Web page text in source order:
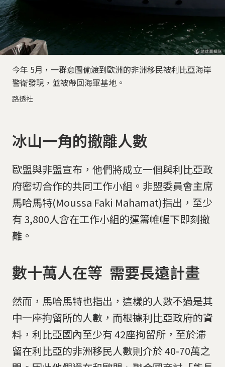
今年 5月，一群意圖偷渡到歐洲的非洲移民被利比亞海岸
警衛發現，並被帶回海軍基地。
路透社
冰山一角的撤離人數
歐盟與非盟宣布，他們將成立一個與利比亞政
府密切合作的共同工作小組。非盟委員會主席
馬哈馬特(Moussa Faki Mahamat)指出，至少
有 3,800人會在工作小組的運籌帷幄下即刻撤
離。
數十萬人在等 需要長遠計畫
然而，馬哈馬特也指出，這樣的人數不過是其
中一座拘留所的人數，而根據利比亞政府的資
料，利比亞國內至少有 42座拘留所，至於滯
留在利比亞的非洲移民人數則介於 40-70萬之